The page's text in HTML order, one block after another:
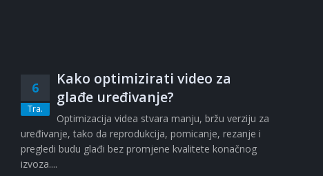
6
Tra.
Kako optimizirati video za
glađe uređivanje?
Optimizacija videa stvara manju, bržu verziju za
uređivanje, tako da reprodukcija, pomicanje, rezanje i
pregledi budu glađi bez promjene kvalitete konačnog
izvoza....